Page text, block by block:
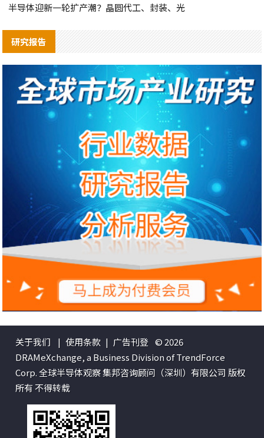
半导体迎新一轮扩产潮？晶圆代工、封装、光
研究报告
关于我们 | 使用条款 | 广告刊登 © 2026
DRAMeXchange, a Business Division of TrendForce
Corp. 全球半导体观察 集邦咨询顾问（深圳）有限公司 版权
所有 不得转载